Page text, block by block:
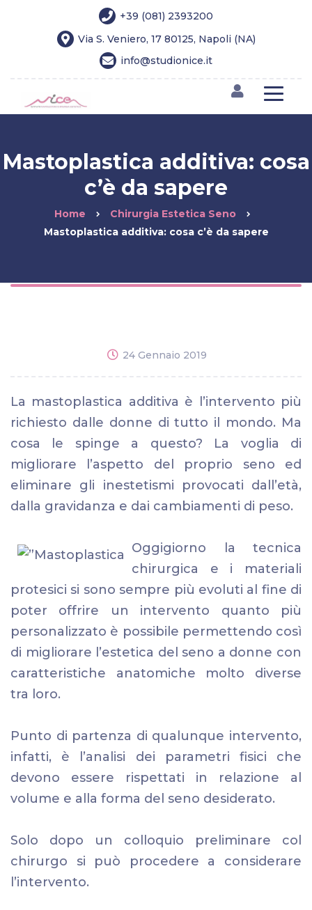
+39 (081) 2393200
Via S. Veniero, 17 80125, Napoli (NA)
info@studionice.it
Mastoplastica additiva: cosa
c’è da sapere
Home
Chirurgia Estetica Seno
Mastoplastica additiva: cosa c’è da sapere
24 Gennaio 2019
La mastoplastica additiva è l’intervento più
richiesto dalle donne di tutto il mondo. Ma
cosa le spinge a questo? La voglia di
migliorare l’aspetto del proprio seno ed
eliminare gli inestetismi provocati dall’età,
dalla gravidanza e dai cambiamenti di peso.
Oggigiorno la tecnica
chirurgica e i materiali
protesici si sono sempre più evoluti al fine di
poter offrire un intervento quanto più
personalizzato è possibile permettendo così
di migliorare l’estetica del seno a donne con
caratteristiche anatomiche molto diverse
tra loro.
Punto di partenza di qualunque intervento,
infatti, è l’analisi dei parametri fisici che
devono essere rispettati in relazione al
volume e alla forma del seno desiderato.
Solo dopo un colloquio preliminare col
chirurgo si può procedere a considerare
l’intervento.